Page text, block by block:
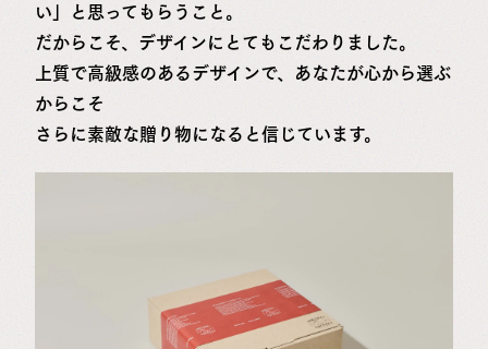
い」と思ってもらうこと。
だからこそ、デザインにとてもこだわりました。
上質で高級感のあるデザインで、あなたが心から選ぶ
からこそ
さらに素敵な贈り物になると信じています。